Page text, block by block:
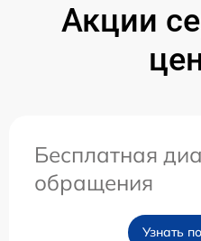
Акции
Бесплатная
обращения
Узнать